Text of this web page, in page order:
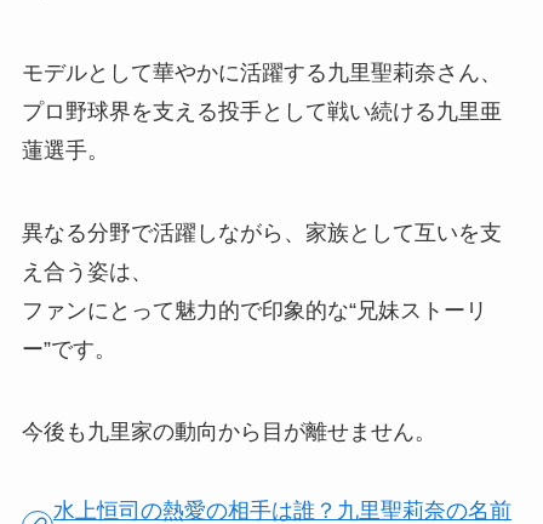
モデルとして華やかに活躍する九里聖莉奈さん、
プロ野球界を支える投手として戦い続ける九里亜
蓮選手。
異なる分野で活躍しながら、家族として互いを支
え合う姿は、
ファンにとって魅力的で印象的な“兄妹ストーリ
ー”です。
今後も九里家の動向から目が離せません。
水上恒司の熱愛の相手は誰？九里聖莉奈の名前